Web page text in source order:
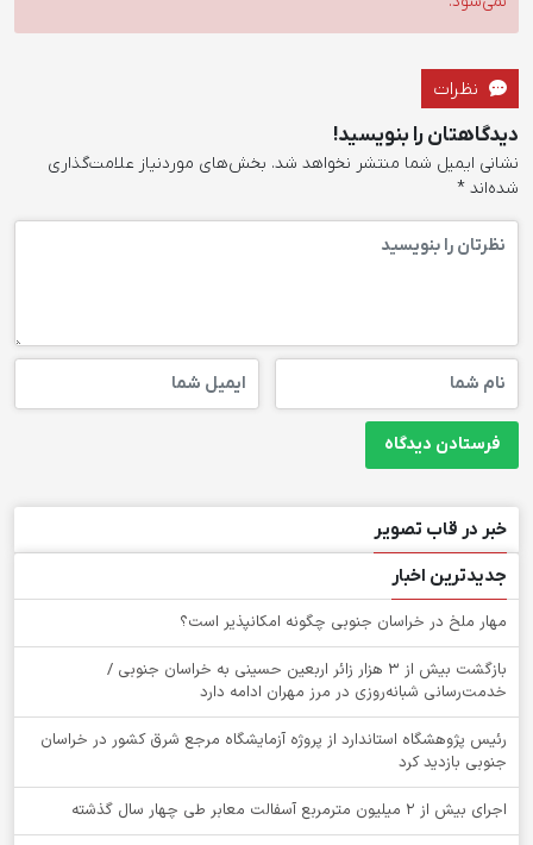
نظرات
دیدگاهتان را بنویسید!
نشانی ایمیل شما منتشر نخواهد شد. بخش‌های موردنیاز علامت‌گذاری
شده‌اند *
خبر در قاب تصویر
جدیدترین اخبار
‌مهار ملخ در خراسان جنوبی چگونه امکانپذیر است؟
بازگشت بیش از ۳ هزار زائر اربعین حسینی به خراسان جنوبی /
خدمت‌رسانی شبانه‌روزی در مرز مهران ادامه دارد
رئیس پژوهشگاه استاندارد از پروژه آزمایشگاه مرجع شرق کشور در خراسان
جنوبی بازدید کرد
اجرای بیش از ۲ میلیون مترمربع آسفالت معابر طی چهار سال گذشته